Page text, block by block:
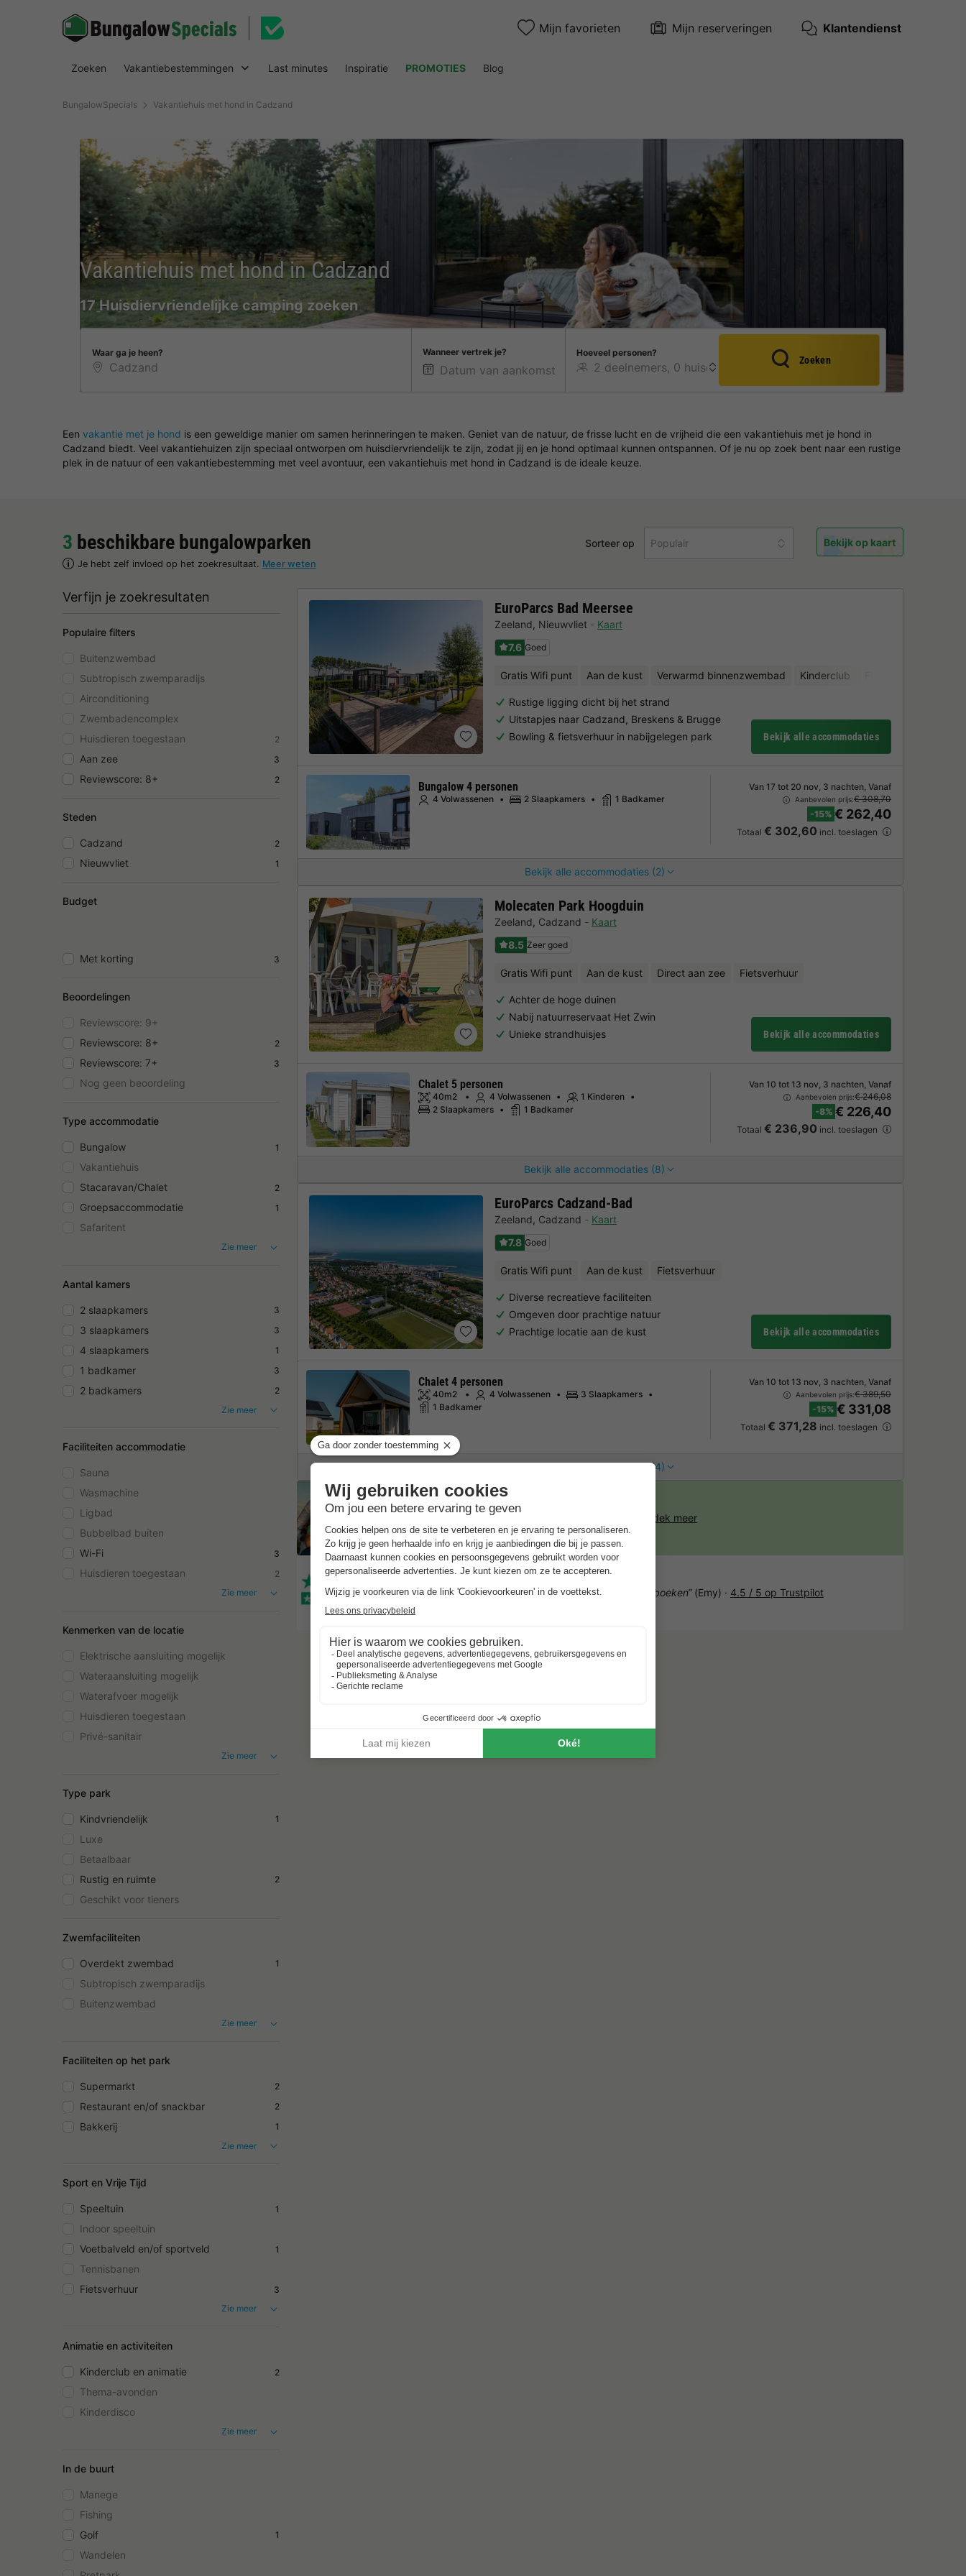
Mijn favorieten Mijn reserveringen Klantendienst
Zoeken Vakantiebestemmingen Last minutes Inspiratie PROMOTIES Blog
BungalowSpecials Vakantiehuis met hond in Cadzand
Vakantiehuis met hond in Cadzand
17 Huisdiervriendelijke camping zoeken
Waar ga je heen? Wanneer vertrek je? Hoeveel personen?
Zoeken
Een vakantie met je hond is een geweldige manier om samen herinneringen te maken. Geniet van de natuur, de frisse lucht en de vrijheid die een vakantiehuis met je hond in
Cadzand biedt. Veel vakantiehuizen zijn speciaal ontworpen om huisdiervriendelijk te zijn, zodat jij en je hond optimaal kunnen ontspannen. Of je nu op zoek bent naar een rustige
plek in de natuur of een vakantiebestemming met veel avontuur, een vakantiehuis met hond in Cadzand is de ideale keuze.
3 beschikbare bungalowparken
Je hebt zelf invloed op het zoekresultaat. Meer weten
Sorteer op Populair Bekijk op kaart
Verfijn je zoekresultaten
Populaire filters
Buitenzwembad
Subtropisch zwemparadijs
Airconditioning
Zwembadencomplex
Huisdieren toegestaan
2
Aan zee 3
Reviewscore: 8+ 2
Steden
Cadzand 2
Nieuwvliet 1
Budget
Met korting 3
Beoordelingen
Reviewscore: 9+
Reviewscore: 8+
2
Reviewscore: 7+ 3
Nog geen beoordeling
Type accommodatie
Bungalow 1
Vakantiehuis
Stacaravan/Chalet
2
Groepsaccommodatie 1
Safaritent
Zie meer
Aantal kamers
2 slaapkamers 3
3 slaapkamers 3
4 slaapkamers 1
1 badkamer 3
2 badkamers
2
Zie meer
Faciliteiten accommodatie
Sauna
Wasmachine
Ligbad
Bubbelbad buiten
Wi-Fi
3
Huisdieren toegestaan
2
Zie meer
Kenmerken van de locatie
Elektrische aansluiting mogelijk
Wateraansluiting mogelijk
Waterafvoer mogelijk
Huisdieren toegestaan
Privé-sanitair
Zie meer
Type park
Kindvriendelijk 1
Luxe
Betaalbaar
Rustig en ruimte
2
Geschikt voor tieners
Zwemfaciliteiten
Overdekt zwembad 1
Subtropisch zwemparadijs
Buitenzwembad
Zie meer
Faciliteiten op het park
Supermarkt 2
Restaurant en/of snackbar 2
Bakkerij
1
Zie meer
Sport en Vrije Tijd
Speeltuin 1
Indoor speeltuin
Voetbalveld en/of sportveld
1
Tennisbanen
Fietsverhuur
3
Zie meer
Animatie en activiteiten
Kinderclub en animatie 2
Thema-avonden
Kinderdisco
Zie meer
In de buurt
Manege
Fishing
Golf
1
Wandelen
EuroParcs Bad Meersee
Zeeland, Nieuwvliet
Kaart
7.6 Goed
Gratis Wifi punt Aan de kust Verwarmd binnenzwembad Kinderclub
Rustige ligging dicht bij het strand
Uitstapjes naar Cadzand, Breskens & Brugge
Bowling & fietsverhuur in nabijgelegen park
Bekijk alle accommodaties
Bekijk alle accommodaties (2)
Bungalow 4 personen
4 Volwassenen 2 Slaapkamers 1 Badkamer
Van 17 tot 20 nov, 3 nachten, Vanaf
Aanbevolen prijs:€ 308,70
-15% € 262,40
Totaal € 302,60 incl. toeslagen
Molecaten Park Hoogduin
Zeeland, Cadzand
Kaart
8.5 Zeer goed
Gratis Wifi punt Aan de kust Direct aan zee Fietsverhuur
Achter de hoge duinen
Nabij natuurreservaat Het Zwin
Unieke strandhuisjes
Bekijk alle accommodaties
Bekijk alle accommodaties (8)
Chalet 5 personen
40m2 4 Volwassenen
1 Kinderen
2 Slaapkamers
1 Badkamer
Van 10 tot 13 nov, 3 nachten, Vanaf
Aanbevolen prijs:€ 246,08
-8% € 226,40
Totaal € 236,90 incl. toeslagen
EuroParcs Cadzand-Bad
Zeeland, Cadzand
Kaart
7.8 Goed
Gratis Wifi punt Aan de kust Fietsverhuur
Diverse recreatieve faciliteiten
Omgeven door prachtige natuur
Prachtige locatie aan de kust
Bekijk alle accommodaties
Bekijk alle accommodaties (4)
Chalet 4 personen
40m2 4 Volwassenen
3 Slaapkamers
1 Badkamer
Van 10 tot 13 nov, 3 nachten, Vanaf
Aanbevolen prijs:€ 389,50
-15% € 331,08
Totaal € 371,28 incl. toeslagen
Last minutes
Kies een spontane vakantie & profiteer van kortingen! Ontdek meer
Trustpilot beoordelingen
Al 10.064+ reizigers gingen je voor! —„Al vakantie bij het boeken“(Emy) · 4.5 / 5 op Trustpilot